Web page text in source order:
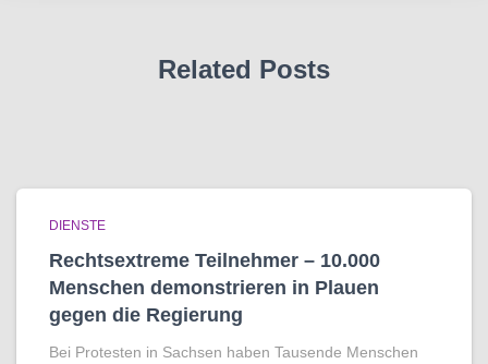
Related Posts
DIENSTE
Rechtsextreme Teilnehmer – 10.000
Menschen demonstrieren in Plauen
gegen die Regierung
Bei Protesten in Sachsen haben Tausende Menschen